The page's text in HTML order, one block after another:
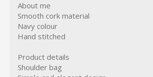
About me
Smooth cork material
Navy colour
Hand stitched
Product details
Shoulder bag